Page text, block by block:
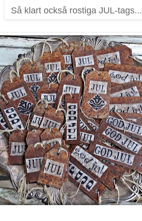
Så klart också rostiga JUL-tags...